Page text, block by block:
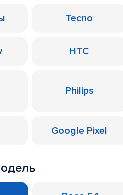
Tecno
HTC
Philips
Google Pixel